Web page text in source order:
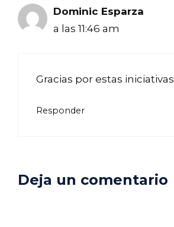
Dominic Esparza
a las 11:46 am
Gracias por estas iniciativas
Responder
Deja un comentario